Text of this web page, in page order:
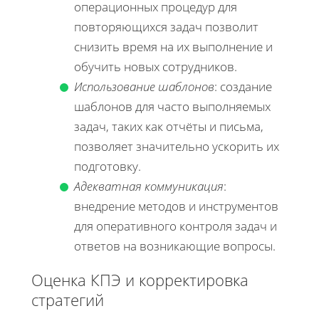
операционных процедур для
повторяющихся задач позволит
снизить время на их выполнение и
обучить новых сотрудников.
Использование шаблонов: создание
шаблонов для часто выполняемых
задач, таких как отчёты и письма,
позволяет значительно ускорить их
подготовку.
Адекватная коммуникация:
внедрение методов и инструментов
для оперативного контроля задач и
ответов на возникающие вопросы.
Оценка КПЭ и корректировка
стратегий